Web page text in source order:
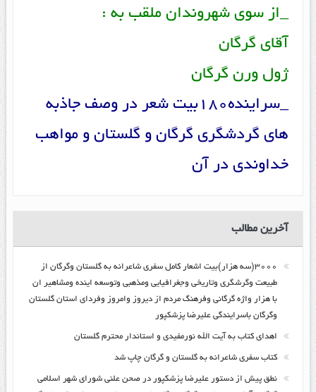
_از سوی شهروندان ملقب به :
آقای گرگان
ژول ورن گرگان
_سراینده180بیت شعر در وصف جاذبه
های گردشگری گرگان و گلستان و مواهب
خداوندی در آن
آخرین مطالب
۳۰۰۰(سه هزار)بیت اشعار کامل سفری شاعرانه به گلستان وگرگان از
طبیعت وگرشگری وتاریخی وجغرافیایی ومذهبی وتوسعه اینده ومشاهیر ان
با هزار واژه گرگانی وفرهنگ مردم از دیروز وامروز وفردای استان گلستان
وگرگان باسرایندگی علیرضا پزشکپور
اهدای کتاب به آیت الله نورمفیدی و استاندار محترم گلستان
کتاب سفری شاعرانه به گلستان و گرگان چاپ شد
نطق پیش از دستور علیرضا پزشکپور در صحن علنی شورای شهر اسلامی